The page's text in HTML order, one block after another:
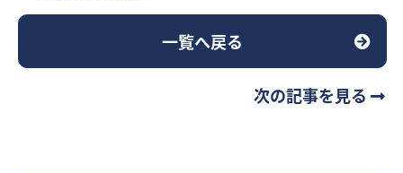
一覧へ戻る
次の記事を見る